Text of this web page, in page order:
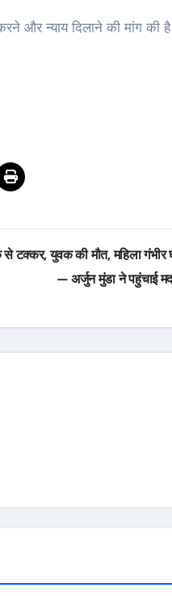
और न्याय दिलाने की मांग की
टक्कर, युवक की मौत, महिला गंभीर
— अर्जुन मुंडा ने पहुंचाई